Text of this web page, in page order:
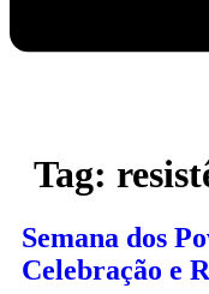
Tag:
Semana dos
Celebração e